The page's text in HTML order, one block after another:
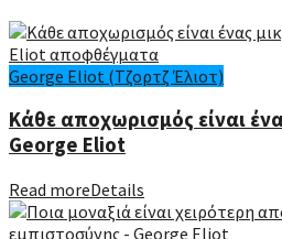
George Eliot (Τζορτζ Έλιοτ)
Κάθε αποχωρισμός είναι
George Eliot
Read moreDetails